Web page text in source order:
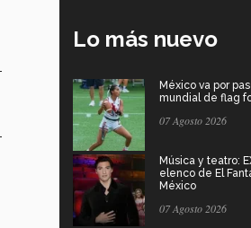
Lo más nuevo
México va por
mundial de flag
07 Agosto 2026
Música y teatro:
elenco de El
México
07 Agosto 2026